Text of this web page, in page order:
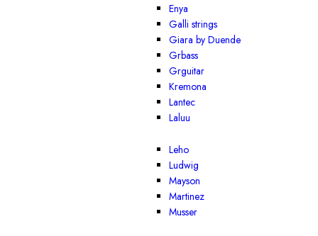
Enya
Galli strings
Giara by Duende
Grbass
Grguitar
Kremona
Lantec
Laluu
Leho
Ludwig
Mayson
Martinez
Musser